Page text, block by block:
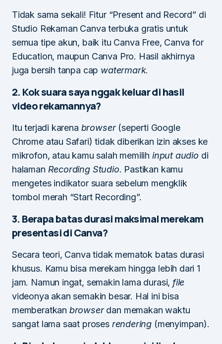
Tidak sama sekali! Fitur “Present and Record” di
Studio Rekaman Canva terbuka gratis untuk
semua tipe akun, baik itu Canva Free, Canva for
Education, maupun Canva Pro. Hasil akhirnya
juga bersih tanpa cap watermark.
2. Kok suara saya nggak keluar di hasil
video rekamannya?
Itu terjadi karena browser(seperti Google
Chrome atau Safari) tidak diberikan izin akses ke
mikrofon, atau kamu salah memilih input audio di
halaman Recording Studio. Pastikan kamu
mengetes indikator suara sebelum mengklik
tombol merah “Start Recording”.
3. Berapa batas durasi maksimal merekam
presentasi di Canva?
Secara teori, Canva tidak mematok batas durasi
khusus. Kamu bisa merekam hingga lebih dari 1
jam. Namun ingat, semakin lama durasi, file
videonya akan semakin besar. Hal ini bisa
memberatkan browserdan memakan waktu
sangat lama saat proses rendering (menyimpan).